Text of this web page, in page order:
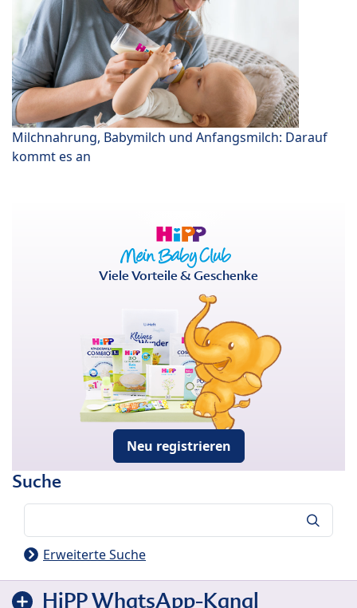
Milchnahrung, Babymilch und Anfangsmilch: Darauf
kommt es an
Viele Vorteile & Geschenke
Neu registrieren
Suche
Erweiterte Suche
HiPP WhatsApp-Kanal